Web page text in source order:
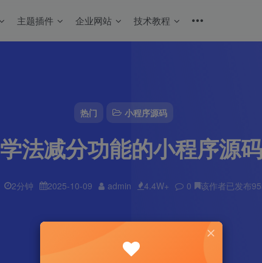
热门 小程序源码
学法减分功能的小程序源码
2分钟 2025-10-09 admin 4.4W+ 0 该作者已发布
主题插件 企业网站 技术教程